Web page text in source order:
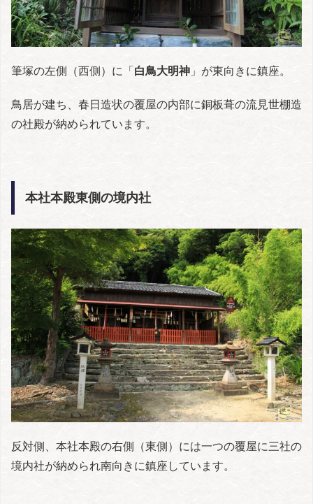
筆塚の左側（西側）に「白鳥大明神 」が東向きに鎮座。
鳥居が建ち、春日造状の覆屋の内部に銅板葺の流見世棚造
の社殿が納められています。
本社本殿東側の境内社
反対側、本社本殿の右側（東側）には一つの覆屋に三社の
境内社が納められ南向きに鎮座しています。